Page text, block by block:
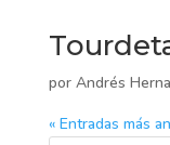
por Andrés
« Entradas más